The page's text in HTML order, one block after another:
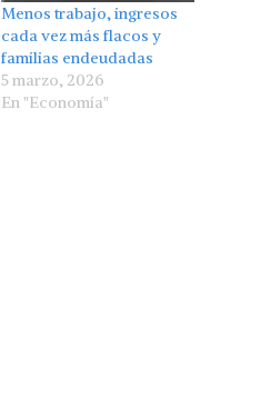
Menos trabajo, ingresos
cada vez más flacos y
familias endeudadas
5 marzo, 2026
En "Economía"